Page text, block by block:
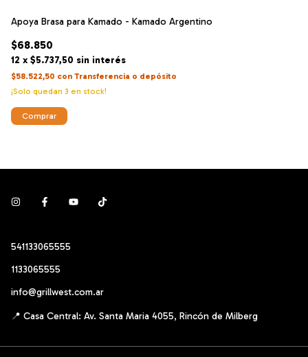
Apoya Brasa para Kamado - Kamado Argentino
$68.850
12 x $5.737,50 sin interés
$58.522,50 con Transferencia o depósito
¡Solo quedan 3 en stock!
Comprar
541133065555
1133065555
info@grillwest.com.ar